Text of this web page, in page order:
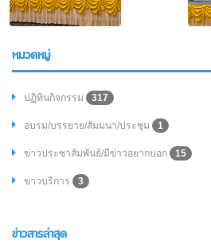
หมวดหมู่
ปฏิทินกิจกรรม 317
อบรม/บรรยาย/สัมมนา/ประชุม 1
ข่าวประชาสัมพันธ์/มีข่าวอยากบอก 15
ข่าวบริการ 3
ข่าวสารล่าสุด